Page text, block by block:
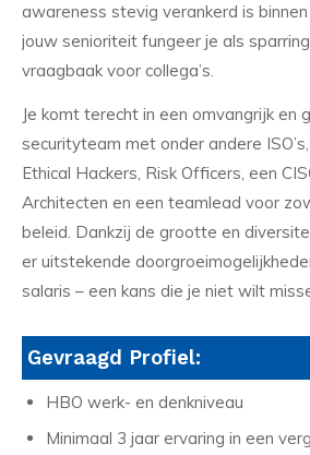
awareness stevig verankerd is
jouw senioriteit fungeer je als
vraagbaak voor collega’s.
Je komt terecht in een omvangrijk en
securityteam met onder andere
Ethical Hackers, Risk Officers, een
Architecten en een teamlead voor
beleid. Dankzij de grootte en
er uitstekende
salaris – een kans die je niet wilt
Gevraagd Profiel:
HBO werk- en denkniveau
Minimaal 3 jaar ervaring in een